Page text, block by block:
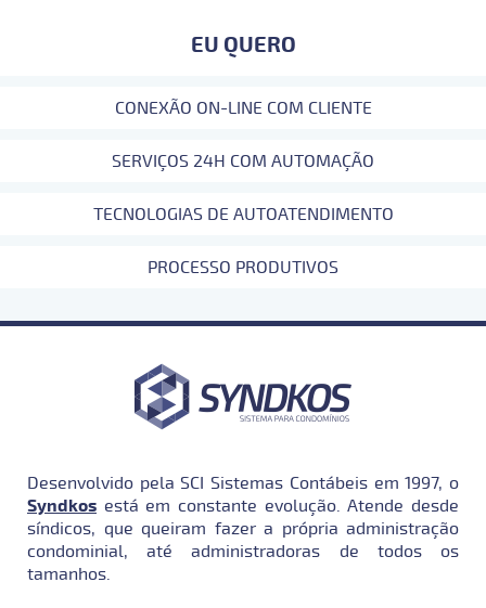
EU QUERO
CONEXÃO ON-LINE COM CLIENTE
SERVIÇOS 24H COM AUTOMAÇÃO
TECNOLOGIAS DE AUTOATENDIMENTO
PROCESSO PRODUTIVOS
Desenvolvido pela SCI Sistemas Contábeis em 1997, o
Syndkos está em constante evolução. Atende desde
síndicos, que queiram fazer a própria administração
condominial, até administradoras de todos os
tamanhos.